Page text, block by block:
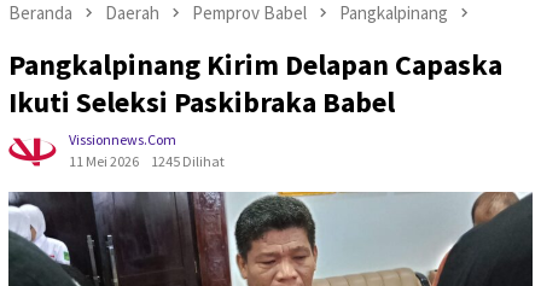
Beranda Daerah Pemprov Babel Pangkalpinang
Pangkalpinang Kirim Delapan Capaska
Ikuti Seleksi Paskibraka Babel
Vissionnews.com
11 Mei 2026
1245 Dilihat